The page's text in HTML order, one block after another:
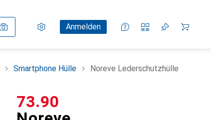
Einstellungen
KundenkontoAnmelden
Vergleichslisten
Merklisten
Warenkorb
Smartphone Hülle Noreve Lederschutzhülle
CHF
73.90